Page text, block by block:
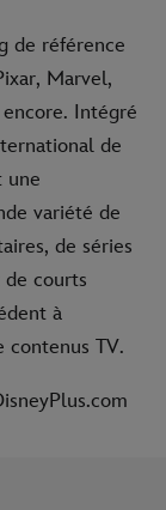
de référence
Marvel,
Intégré
de
une
variété de
de séries
courts
à
contenus TV.